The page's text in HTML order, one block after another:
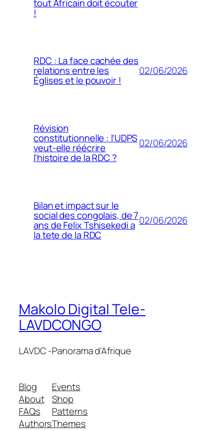
tout Africain doit écouter
!
RDC : La face cachée des
relations entre les
Églises et le pouvoir !
02/06/2026
Révision
constitutionnelle : l’UDPS
veut-elle réécrire
l’histoire de la RDC ?
02/06/2026
Bilan et impact sur le
social des congolais, de 7
ans de Felix Tshisekedi a
la tete de la RDC
02/06/2026
Makolo Digital Tele-
LAVDCONGO
LAVDC -Panorama d'Afrique
Blog
About
FAQs
Authors
Events
Shop
Patterns
Themes